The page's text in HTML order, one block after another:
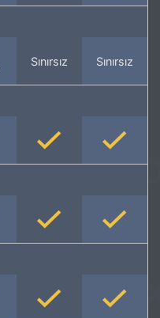
Sınırsız Sınırsız